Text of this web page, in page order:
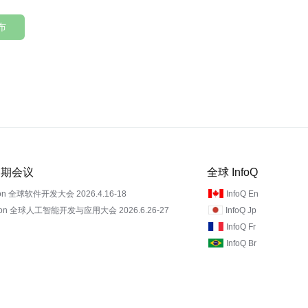
会议
全球软件开发大会 2026.4.16-18
全球人工智能开发与应用大会 2026.6.26-27
全球 InfoQ
InfoQ En
InfoQ Jp
InfoQ Fr
InfoQ Br